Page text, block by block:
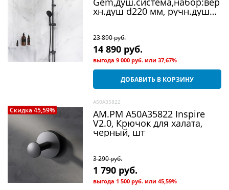
хн.душ d220 мм, ручн.душ
23 890 руб.
14 890 руб.
выгода9 000 руб. или37,67%
ДОБАВИТЬ В КОРЗИНУ
Скидка 45,59%
A50A35822
AM.PM A50A35822 Inspire
V2.0, Крючок для халата,
черный, шт
3 290 руб.
1 790 руб.
выгода 1 500 руб. или45,59%